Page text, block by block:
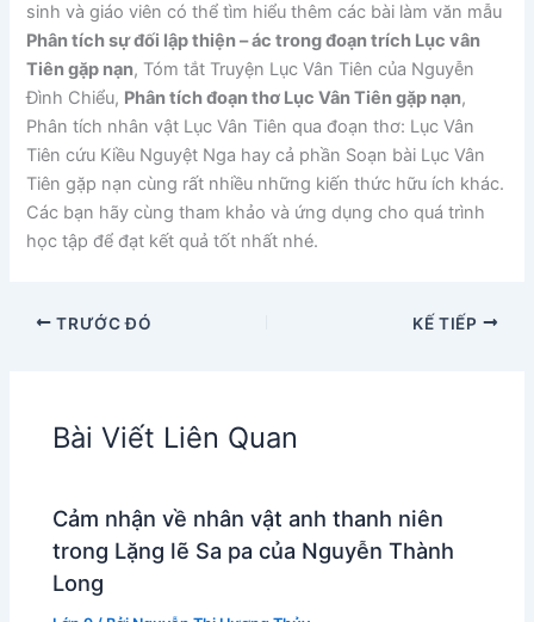
sinh và giáo viên có thể tìm hiểu thêm các bài làm văn mẫu
Phân tích sự đối lập thiện – ác trong đoạn trích Lục vân
Tiên gặp nạn, Tóm tắt Truyện Lục Vân Tiên của Nguyễn
Đình Chiểu, Phân tích đoạn thơ Lục Vân Tiên gặp nạn,
Phân tích nhân vật Lục Vân Tiên qua đoạn thơ: Lục Vân
Tiên cứu Kiều Nguyệt Nga hay cả phần Soạn bài Lục Vân
Tiên gặp nạn cùng rất nhiều những kiến thức hữu ích khác.
Các bạn hãy cùng tham khảo và ứng dụng cho quá trình
học tập để đạt kết quả tốt nhất nhé.
TRƯỚC ĐÓ KẾ TIẾP
Bài Viết Liên Quan
Cảm nhận về nhân vật anh thanh niên
trong Lặng lẽ Sa pa của Nguyễn Thành
Long